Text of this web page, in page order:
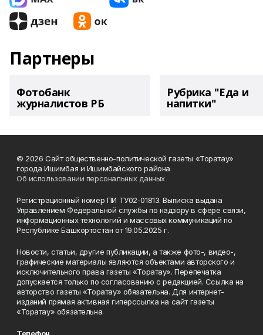
Партнеры
Фотобанк
журналистов РБ
Рубрика "Еда и
напитки"
© 2026 Сайт общественно-политической газеты «Торатау»
города Ишимбая и Ишимбайского района
Об использовании персональных данных
Регистрационный номер ПИ ТУ02-01813. Выписка выдана
Управлением Федеральной службы по надзору в сфере связи,
информационных технологий и массовых коммуникаций по
Республике Башкортостан от 19.05.2025 г.
Новости, статьи, другие публикации, а также фото-, видео-,
графические материалы являются объектами авторского и
исключительного права газеты «Торатау». Перепечатка
допускается только по согласованию с редакцией. Ссылка на
авторство газеты «Торатау» обязательна. Для интернет-
изданий прямая активная гиперссылка на сайт газеты
«Торатау» обязательна.